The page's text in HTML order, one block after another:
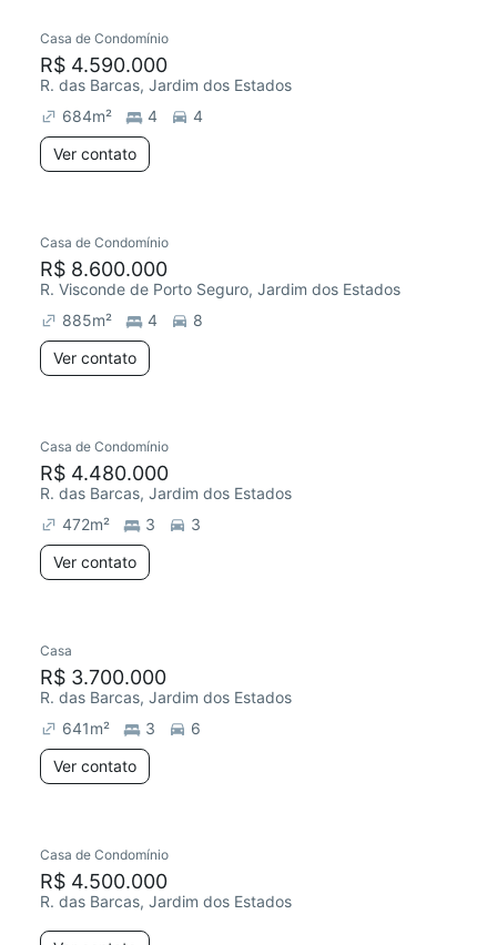
Casa de Condomínio
R$ 4.590.000
R. das Barcas, Jardim dos Estados
684m² 4
4
Ver contato
Casa de Condomínio
R$ 8.600.000
R. Visconde de Porto Seguro, Jardim dos Estados
885m² 4
8
Ver contato
Casa de Condomínio
R$ 4.480.000
R. das Barcas, Jardim dos Estados
472m² 3
3
Ver contato
Casa
R$ 3.700.000
R. das Barcas, Jardim dos Estados
641m² 3
6
Ver contato
Casa de Condomínio
R$ 4.500.000
R. das Barcas, Jardim dos Estados